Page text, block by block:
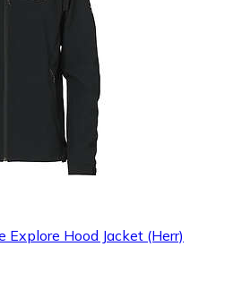
Explore Hood Jacket (Herr)